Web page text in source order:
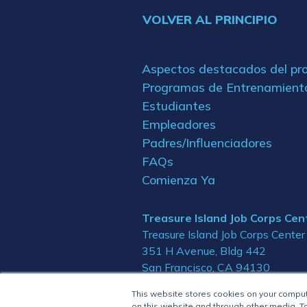
This website stores cookies on your
VOLVER AL PRINCIPIO
Aspectos destacados del
Programas de
Estudiantes
Empleadores
Padres/Influenciadores
FAQs
Comienza Ya
Treasure Island Job Corps
Treasure Island Job Corps Center
351 H Avenue, Bldg 442
San Francisco, CA 94130